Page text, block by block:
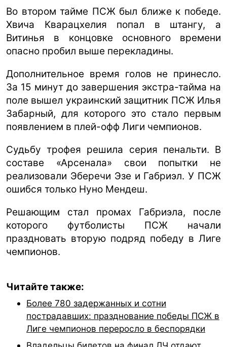
Во втором тайме ПСЖ был ближе к победе.
Хвича Кварацхелия попал в штангу, а
Витинья в концовке основного времени
опасно пробил выше перекладины.
Дополнительное время голов не принесло.
За 15 минут до завершения экстра-тайма на
поле вышел украинский защитник ПСЖ Илья
Забарный, для которого это стало первым
появлением в плей-офф Лиги чемпионов.
Судьбу трофея решила серия пенальти. В
составе «Арсенала» свои попытки не
реализовали Эберечи Эзе и Габриэл. У ПСЖ
ошибся только Нуно Мендеш.
Решающим стал промах Габриэла, после
которого футболисты ПСЖ начали
праздновать вторую подряд победу в Лиге
чемпионов.
Читайте также:
Более 780 задержанных и сотни
пострадавших: празднование победы ПСЖ в
Лиге чемпионов переросло в беспорядки